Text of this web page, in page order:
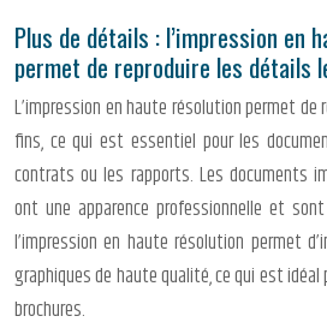
Plus de détails : l’impression en
permet de reproduire les détails
L’impression en haute résolution permet
fins, ce qui est essentiel pour les
contrats ou les rapports. Les documents
ont une apparence professionnelle et
l’impression en haute résolution permet
graphiques de haute qualité, ce qui est
brochures.